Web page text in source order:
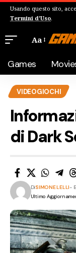
Usando questo sito,
Termini d'Uso.
Aa
Games
VIDEOGIOCHI
di Dark
Ultimo
DiSIMONE LELLI-